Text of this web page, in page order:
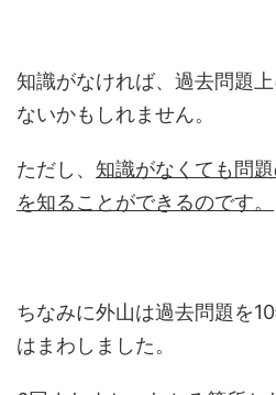
知識がなければ、過去問題
ないかもしれません。
ただし、 知識がなくても問
を知ることができるのです。
ちなみに外山は過去問題を
はまわしました。